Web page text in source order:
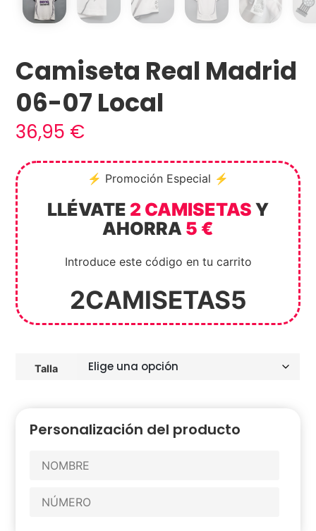
Camiseta Real Madrid
06-07 Local
36,95 €
⚡ Promoción Especial ⚡
LLÉVATE 2 CAMISETAS Y
AHORRA 5 €
Introduce este código en tu carrito
2CAMISETAS5
Talla
Personalización del producto